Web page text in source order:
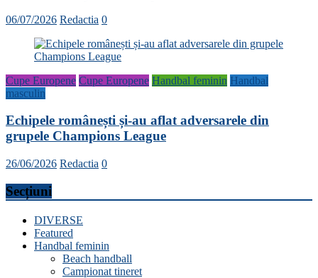
06/07/2026 Redactia 0
Cupe Europene Cupe Europene Handbal feminin Handbal
masculin
Echipele românești și-au aflat adversarele din
grupele Champions League
26/06/2026 Redactia 0
Secțiuni
DIVERSE
Featured
Handbal feminin
Beach handball
Campionat tineret